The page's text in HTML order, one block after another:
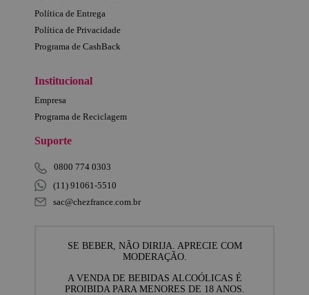
Política de Entrega
Política de Privacidade
Programa de CashBack
Institucional
Empresa
Programa de Reciclagem
Suporte
0800 774 0303
(11) 91061-5510
sac@chezfrance.com.br
SE BEBER, NÃO DIRIJA. APRECIE COM
MODERAÇÃO.
A VENDA DE BEBIDAS ALCOÓLICAS É
PROIBIDA PARA MENORES DE 18 ANOS.